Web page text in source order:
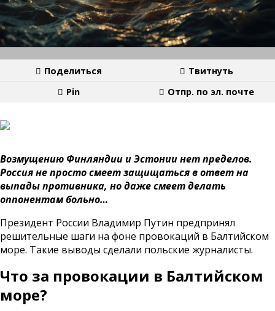
Поделиться
Твитнуть
Pin
Отпр. по эл. почте
Возмущению Финляндии и Эстонии нет пределов.
Россия не просто смеет защищаться в ответ на
выпады противника, но даже смеет делать
оппонентам больно…
Президент России Владимир Путин предпринял
решительные шаги на фоне провокаций в Балтийском
море. Такие выводы сделали польские журналисты.
Что за провокации в Балтийском
море?